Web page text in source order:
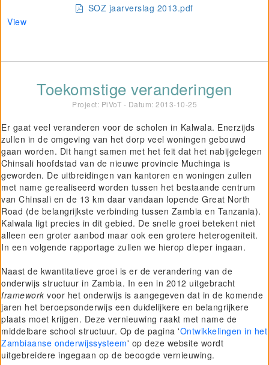
SOZ jaarverslag 2013.pdf
View
Toekomstige veranderingen
Project: PiVoT - Datum: 2013-10-25
Er gaat veel veranderen voor de scholen in Kalwala. Enerzijds
zullen in de omgeving van het dorp veel woningen gebouwd
gaan worden. Dit hangt samen met het feit dat het nabijgelegen
Chinsali hoofdstad van de nieuwe provincie Muchinga is
geworden. De uitbreidingen van kantoren en woningen zullen
met name gerealiseerd worden tussen het bestaande centrum
van Chinsali en de 13 km daar vandaan lopende Great North
Road (de belangrijkste verbinding tussen Zambia en Tanzania).
Kalwala ligt precies in dit gebied. De snelle groei betekent niet
alleen een groter aanbod maar ook een grotere heterogeniteit.
In een volgende rapportage zullen we hierop dieper ingaan.
Naast de kwantitatieve groei is er de verandering van de
onderwijs structuur in Zambia. In een in 2012 uitgebracht
framework voor het onderwijs is aangegeven dat in de komende
jaren het beroepsonderwijs een duidelijkere en belangrijkere
plaats moet krijgen. Deze vernieuwing raakt met name de
middelbare school structuur. Op de pagina 'Ontwikkelingen in het
Zambiaanse onderwijssysteem' op deze website wordt
uitgebreidere ingegaan op de beoogde vernieuwing.